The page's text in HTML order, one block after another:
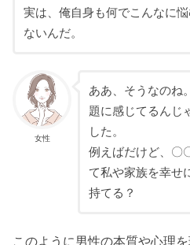
実は、俺自身も何でこんなに
ないんだ。
女性
ああ、そうなのね
題に感じてるんじ
した。
例えばだけど、〇
て私や家族を幸せ
持てる？
このように男性の本質や心理